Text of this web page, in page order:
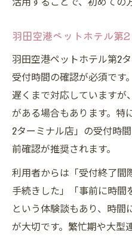
羽田空港ペットホテル第
羽田空港ペットホテル第2
受付時間の確認が必須です
遅くまで対応していますが
がある場合もあります。特
2ターミナル店」の受付時
前確認が推奨されます。
利用者からは「受付終了間
手続きした」「事前に時間
という体験談もあり、時間
が大切です。繁忙期や大型